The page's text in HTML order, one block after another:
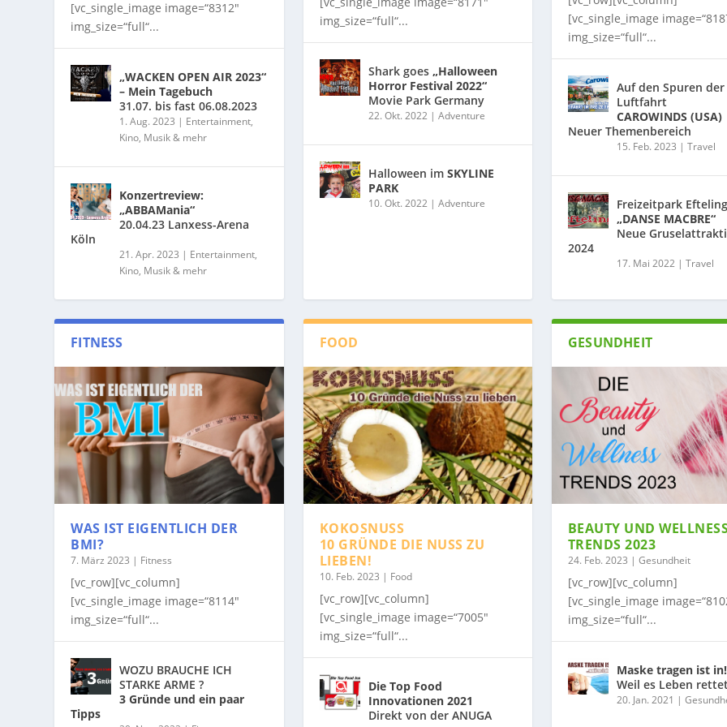
[vc_single_image image=“8312″
img_size=“full“...
„WACKEN OPEN AIR 2023“
– Mein Tagebuch
31.07. bis fast 06.08.2023
1. Aug. 2023 | Entertainment,
Kino, Musik & mehr
Konzertreview:
„ABBAMania“
20.04.23 Lanxess-Arena
Köln
21. Apr. 2023 | Entertainment,
Kino, Musik & mehr
img_size=“full“...
Shark goes „Halloween
Horror Festival 2022“
Movie Park Germany
22. Okt. 2022| Adventure
Halloween im SKYLINE
PARK
10. Okt. 2022| Adventure
[vc_single_image
img_size=“full“...
Auf den Spuren der
Luftfahrt
CAROWINDS (USA)
Neuer Themenbereich
15. Feb. 2023 | Travel
Freizeitpark Efteling
„DANSE MACBRE“
Neue
2024
17. Mai 2022| Travel
FITNESS
WAS IST EIGENTLICH DER
BMI?
7. März 2023 | Fitness
[vc_row][vc_column]
[vc_single_image image=“8114″
img_size=“full“...
WOZU BRAUCHE ICH
STARKE ARME ?
3 Gründe und ein paar
Tipps
FOOD
KOKOSNUSS
10 GRÜNDE DIE NUSS ZU
LIEBEN!
10. Feb. 2023 | Food
[vc_row][vc_column]
[vc_single_image image=“7005″
img_size=“full“...
Die Top Food
Innovationen 2021
Direkt von der ANUGA
GESUNDHEIT
BEAUTY UND
TRENDS 2023
24. Feb. 2023 | Gesundheit
[vc_row][vc_column]
[vc_single_image
img_size=“full“...
Maske tragen ist in!
Weil es Leben
20. Jan. 2021 |